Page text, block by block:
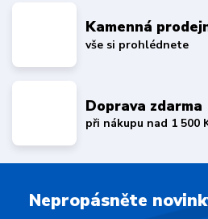
Kamenná
vše si prohlédnete
Doprava zdarma
při nákupu nad 1 500
Nepropásněte